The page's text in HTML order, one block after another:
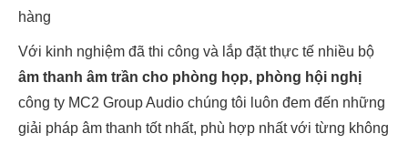
hàng
Với kinh nghiệm đã thi công và lắp đặt thực tế nhiều bộ
âm thanh âm trần cho phòng họp, phòng hội nghị
công ty MC2 Group Audio chúng tôi luôn đem đến những
giải pháp âm thanh tốt nhất, phù hợp nhất với từng không